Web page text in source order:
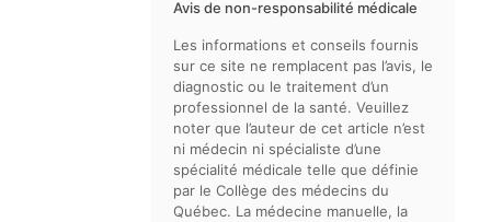
Avis de non-responsabilité médicale
Les informations et conseils fournis
sur ce site ne remplacent pas l’avis, le
diagnostic ou le traitement d’un
professionnel de la santé. Veuillez
noter que l’auteur de cet article n’est
ni médecin ni spécialiste d’une
spécialité médicale telle que définie
par le Collège des médecins du
Québec. La médecine manuelle, la